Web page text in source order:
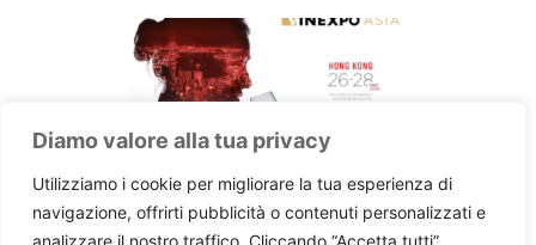
Diamo valore alla tua privacy
Utilizziamo i cookie per migliorare la tua esperienza di
navigazione, offrirti pubblicità o contenuti personalizzati e
analizzare il nostro traffico. Cliccando “Accetta tutti”,